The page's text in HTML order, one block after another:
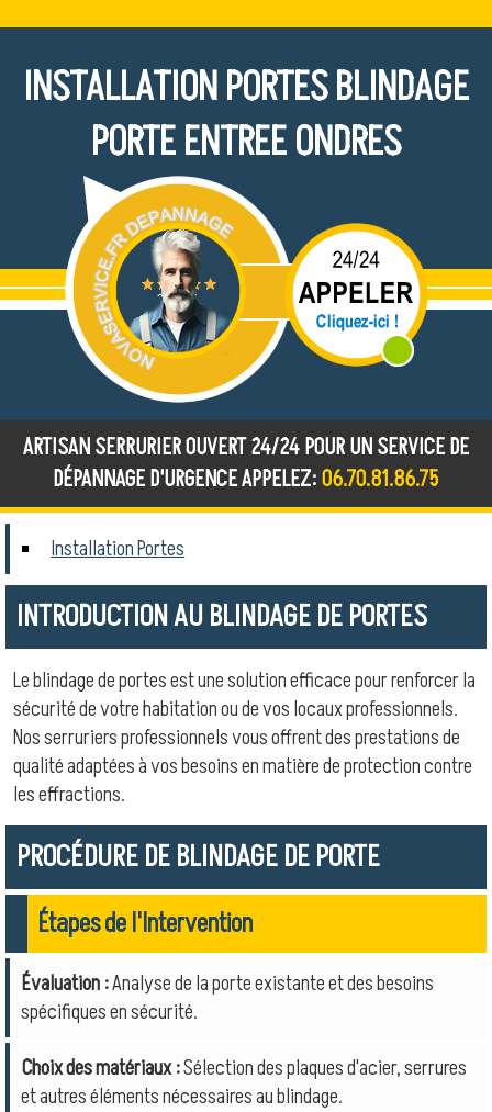
INSTALLATION PORTES BLINDAGE
PORTE ENTREE ONDRES
ARTISAN SERRURIER OUVERT 24/24 POUR UN SERVICE DE
DÉPANNAGE D'URGENCE APPELEZ:06.70.81.86.75
Installation Portes
INTRODUCTION AU BLINDAGE DE PORTES
Le blindage de portes est une solution efficace pour renforcer la
sécurité de votre habitation ou de vos locaux professionnels.
Nos serruriers professionnels vous offrent des prestations de
qualité adaptées à vos besoins en matière de protection contre
les effractions.
PROCÉDURE DE BLINDAGE DE PORTE
Étapes de l'Intervention
Évaluation :Analyse de la porte existante et des besoins
spécifiques en sécurité.
Choix des matériaux :Sélection des plaques d'acier, serrures
et autres éléments nécessaires au blindage.